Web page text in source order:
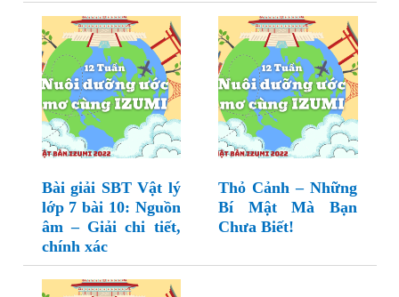
Bài giải SBT Vật lý
lớp 7 bài 10: Nguồn
âm – Giải chi tiết,
chính xác
Thỏ Cảnh – Những
Bí Mật Mà Bạn
Chưa Biết!